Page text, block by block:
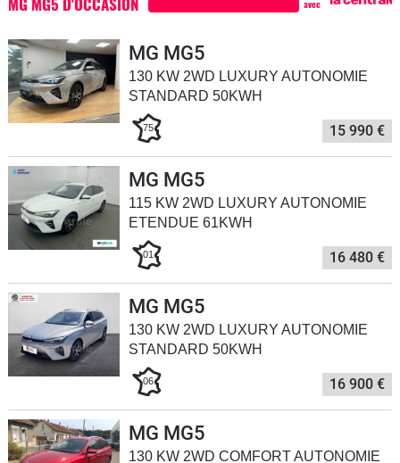
Guide
d'achat
Utilitaires
Flottes
Auto
Services
Forum
Moto
Marques
avec
MG MG5
130 KW 2WD LUXURY AUTONOMIE
STANDARD 50KWH
75 15 990 €
MG MG5
115 KW 2WD LUXURY AUTONOMIE
ETENDUE 61KWH
01 16 480 €
MG MG5
130 KW 2WD LUXURY AUTONOMIE
STANDARD 50KWH
06 16 900 €
MG MG5
130 KW 2WD COMFORT AUTONOMIE